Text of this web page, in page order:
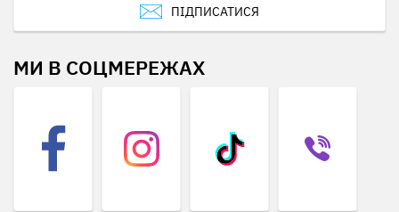
ПІДПИСАТИСЯ
МИ В СОЦМЕРЕЖАХ